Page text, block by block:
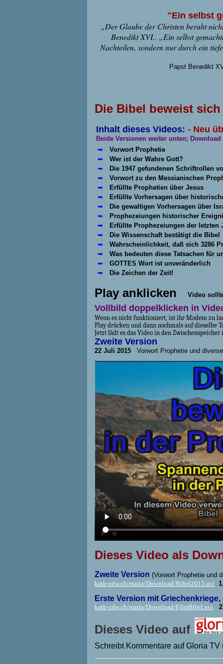
"Ein selbst
„Der Glaube der Christen beruht
Benedikt XVI.. „Ein selbst
Nachteilen, sondern nur durch ein
Papst Benedikt
Die Bibel beweist
Inhalt dieses Videos: - Neu
Beide Versionen weiter unten;
➥
Vorwort
➥
Wer ist der Wahre Gott?
➥
Die 1947 gefundenen Schriftrollen
➥
Vorwort zu den Messianischen
➥
Erfüllte Prophetien über Jesus
➥
Erfüllte Vorhersagen über
➥
Die gewaltigen Vorhersagen über
➥
Prophezeiungen historischer
➥
Erfüllte Prophezeiungen der letzten
➥
Die Wissenschaft bestätigt die Bibel
➥
Wahrscheinlichkeit, daß sich 3286
➥
Was bedeuten diese Tatsachen für
➥
GOTTES Wort ist unveränderlich
➥
Die Zeichen der Zeit!
Play anklicken Video
Vollbild doppelklicken in
Wenn es nicht funktioniert, ist ihr Modem zu
Play drücken und dann nochmals auf dieselbe
Jetzt lädt es das Video in den
Zweite Version
22 Juli 2015 Vorwort Prophetie und
Dieses Video als
Zweite Version (Vorwort Prophetie und
kath-zdw.ch/maria/Download/Bibel2015.avi
Erste Version mit
kath-zdw.ch/maria/Download/FilmBibel.avi
Dieses Video auf
Schreibt Kommentare auf Gloria